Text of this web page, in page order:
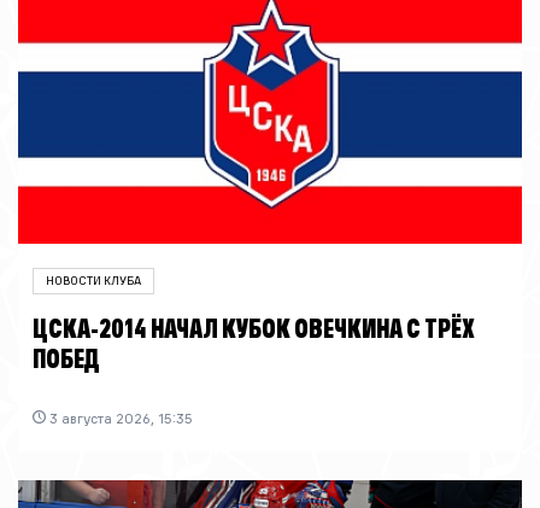
НОВОСТИ КЛУБА
ЦСКА-2014 НАЧАЛ КУБОК ОВЕЧКИНА С ТРЁХ
ПОБЕД
3 августа 2026, 15:35